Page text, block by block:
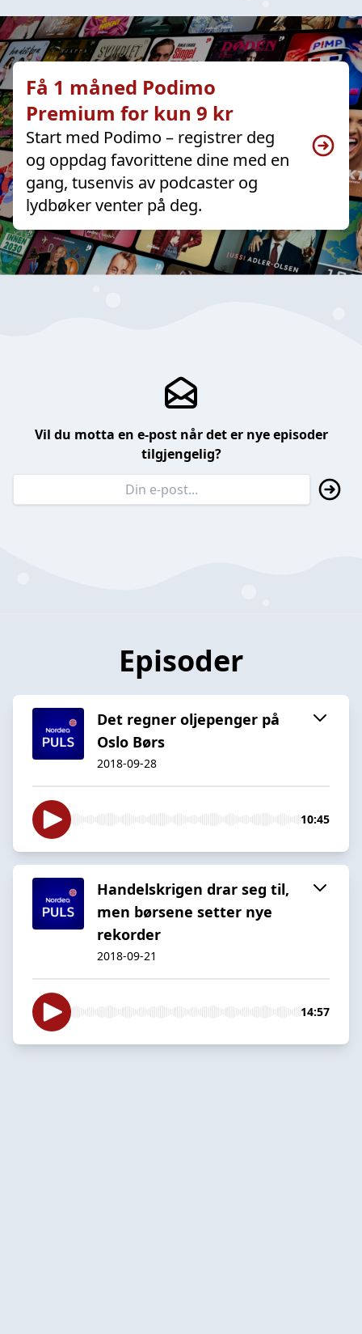
Få 1 måned Podimo
Premium for kun 9 kr
Start med Podimo – registrer deg
og oppdag favorittene dine med en
gang, tusenvis av podcaster og
lydbøker venter på deg.
Vil du motta en e-post når det er nye episoder
tilgjengelig?
Episoder
Det regner oljepenger på
Oslo Børs
2018-09-28
10:45
Handelskrigen drar seg til,
men børsene setter nye
rekorder
2018-09-21
14:57